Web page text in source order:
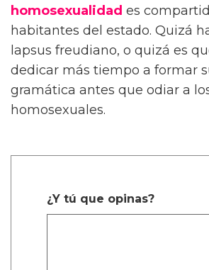
homosexualidad es
habitantes del estado. Quizá
lapsus freudiano, o quizá es
dedicar más tiempo a formar
gramática antes que odiar a
homosexuales.
¿Y tú que opinas?